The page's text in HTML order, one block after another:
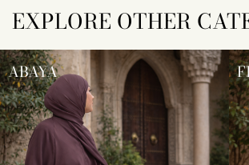
EXPLORE OTHER
ABAYA